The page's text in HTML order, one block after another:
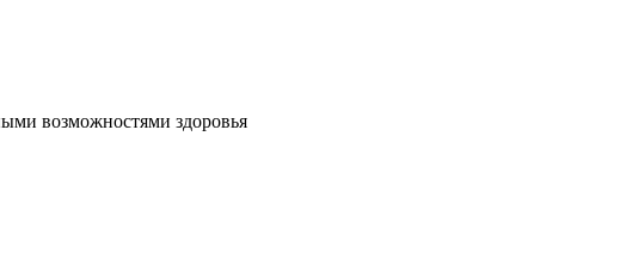
возможностями здоровья